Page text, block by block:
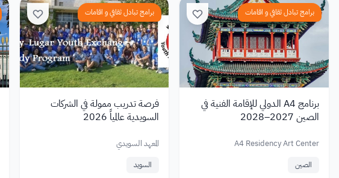
برامج تبادل ثقافي و اقامات
برنامج A4 الدولي للإقامة الفنية في
الصين 2027–2028
A4 Residency Art Center
الصين
برامج تبادل ثقافي و اقامات
فرصة تدريب ممولة في الشركات
السويدية عالمياً 2026
المعهد السويدي
السويد